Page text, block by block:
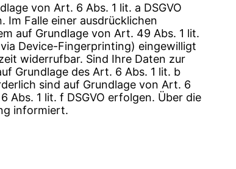
von Art. 6 Abs. 1 lit. a DSGVO
Im Falle einer ausdrücklichen
auf Grundlage von Art. 49 Abs. 1 lit.
Device-Fingerprinting) eingewilligt
widerrufbar. Sind Ihre Daten zur
Grundlage des Art. 6 Abs. 1 lit. b
sind auf Grundlage von Art. 6
Abs. 1 lit. f DSGVO erfolgen. Über die
informiert.